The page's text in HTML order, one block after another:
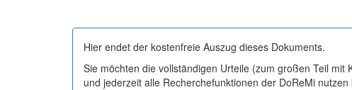
Hier endet der kostenfreie Auszug dieses Dokuments.
Sie möchten die vollständigen Urteile (zum großen Teil
und jederzeit alle Recherchefunktionen der DoReMi nutzen